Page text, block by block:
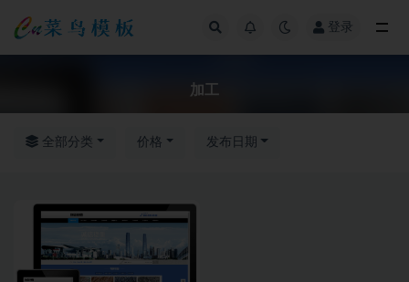
登录
加工
全部分类 价格 发布日期